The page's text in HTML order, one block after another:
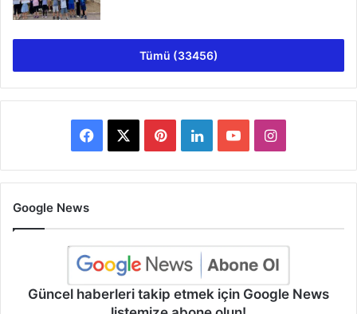
Tümü (33456)
Facebook PinterestLinkedInYouTubeInstagram
Google News
Güncel haberleri takip etmek için Google News